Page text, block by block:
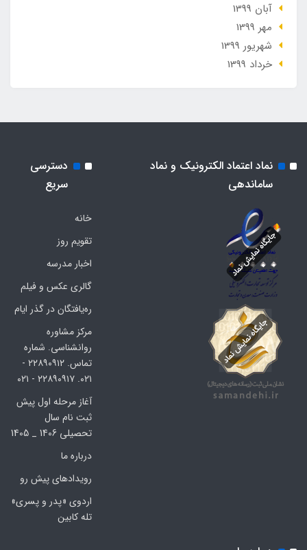
آبان 1399
مهر 1399
شهریور 1399
خرداد 1399
نماد اعتماد الکترونیک و نماد
ساماندهی
دسترسی
سریع
خانه
تقویم روز
اخبار مدرسه
گالری عکس و فیلم
ره‌یافتگان در گذر ایام
مرکز مشاوره
روانشناسی. شماره
تماس. ۲۲۸۹۰۹۱۲ -
۰۲۱. ۲۲۸۹۰۹۱۷ - ۰۲۱
آغاز مرحله اول پیش
ثبت نام سال
تحصیلی 1406 _ 1405
درباره ما
رویدادهای پیش رو
اردوی «پدر و پسری»
تله کابین